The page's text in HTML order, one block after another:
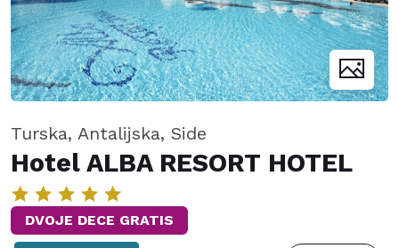
Turska, Antalijska, Side
Hotel ALBA RESORT HOTEL
DVOJE DECE GRATIS